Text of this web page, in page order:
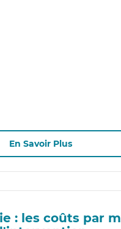
En Savoir Plus
: les coûts par